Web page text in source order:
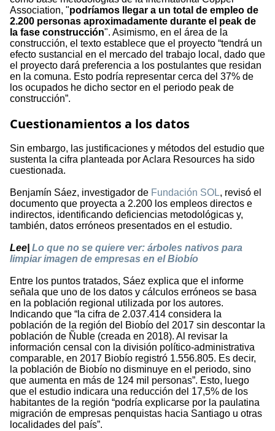
Association, "podríamos llegar a un total de empleo de
2.200 personas aproximadamente durante el peak de
la fase construcción". Asimismo, en el área de la
construcción, el texto establece que el proyecto “tendrá un
efecto sustancial en el mercado del trabajo local, dado que
el proyecto dará preferencia a los postulantes que residan
en la comuna. Esto podría representar cerca del 37% de
los ocupados he dicho sector en el periodo peak de
construcción”.
Cuestionamientos a los datos
Sin embargo, las justificaciones y métodos del estudio que
sustenta la cifra planteada por Aclara Resources ha sido
cuestionada.
Benjamín Sáez, investigador de Fundación SOL, revisó el
documento que proyecta a 2.200 los empleos directos e
indirectos, identificando deficiencias metodológicas y,
también, datos erróneos presentados en el estudio.
Lee| Lo que no se quiere ver: árboles nativos para
limpiar imagen de empresas en el Biobío
Entre los puntos tratados, Sáez explica que el informe
señala que uno de los datos y cálculos erróneos se basa
en la población regional utilizada por los autores.
Indicando que “la cifra de 2.037.414 considera la
población de la región del Biobío del 2017 sin descontar la
población de Ñuble (creada en 2018). Al revisar la
información censal con la división político-administrativa
comparable, en 2017 Biobío registró 1.556.805. Es decir,
la población de Biobío no disminuye en el periodo, sino
que aumenta en más de 124 mil personas”. Esto, luego
que el estudio indicara una reducción del 17,5% de los
habitantes de la región “podría explicarse por la paulatina
migración de empresas penquistas hacia Santiago u otras
localidades del país”.